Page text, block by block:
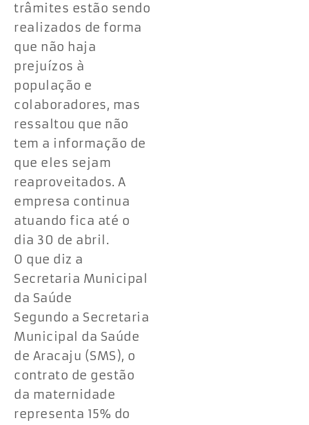
trâmites estão sendo
realizados de forma
que não haja
prejuízos à
população e
colaboradores, mas
ressaltou que não
tem a informação de
que eles sejam
reaproveitados. A
empresa continua
atuando fica até o
dia 30 de abril.
O que diz a
Secretaria Municipal
da Saúde
Segundo a Secretaria
Municipal da Saúde
de Aracaju (SMS), o
contrato de gestão
da maternidade
representa 15% do